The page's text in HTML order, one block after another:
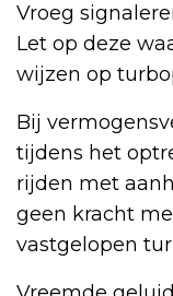
Vroeg
Let op deze
wijzen op
Bij
tijdens het
rijden met
geen kracht
vastgelopen